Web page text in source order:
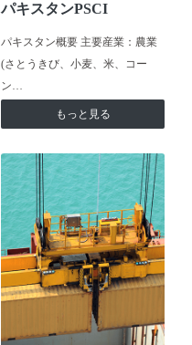
パキスタンPSCI
パキスタン概要 主要産業：農業
(さとうきび、小麦、米、コー
ン…
もっと見る